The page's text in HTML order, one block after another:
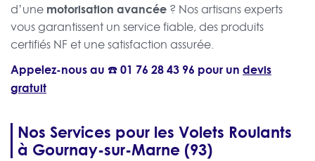
d’une motorisation avancée ? Nos artisans experts
vous garantissent un service fiable, des produits
certifiés NF et une satisfaction assurée.
Appelez-nous au ☎️01 76 28 43 96 pour un devis
gratuit
Nos Services pour les Volets Roulants
à Gournay-sur-Marne (93)